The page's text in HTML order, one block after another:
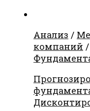
Анализ /
компаний /